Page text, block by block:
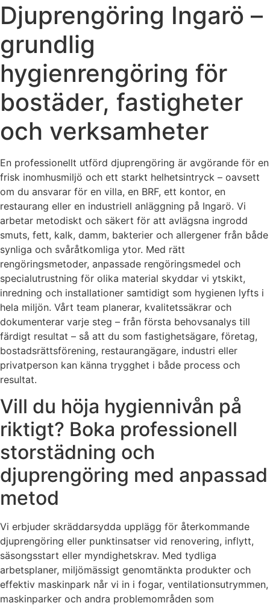
Djuprengöring Ingarö –
grundlig
hygienrengöring för
bostäder, fastigheter
och verksamheter
En professionellt utförd djuprengöring är avgörande för en
frisk inomhusmiljö och ett starkt helhetsintryck – oavsett
om du ansvarar för en villa, en BRF, ett kontor, en
restaurang eller en industriell anläggning på Ingarö. Vi
arbetar metodiskt och säkert för att avlägsna ingrodd
smuts, fett, kalk, damm, bakterier och allergener från både
synliga och svåråtkomliga ytor. Med rätt
rengöringsmetoder, anpassade rengöringsmedel och
specialutrustning för olika material skyddar vi ytskikt,
inredning och installationer samtidigt som hygienen lyfts i
hela miljön. Vårt team planerar, kvalitetssäkrar och
dokumenterar varje steg – från första behovsanalys till
färdigt resultat – så att du som fastighetsägare, företag,
bostadsrättsförening, restaurangägare, industri eller
privatperson kan känna trygghet i både process och
resultat.
Vill du höja hygiennivån på
riktigt? Boka professionell
storstädning och
djuprengöring med anpassad
metod
Vi erbjuder skräddarsydda upplägg för återkommande
djuprengöring eller punktinsatser vid renovering, inflytt,
säsongsstart eller myndighetskrav. Med tydliga
arbetsplaner, miljömässigt genomtänkta produkter och
effektiv maskinpark når vi in i fogar, ventilationsutrymmen,
maskinparker och andra problemområden som